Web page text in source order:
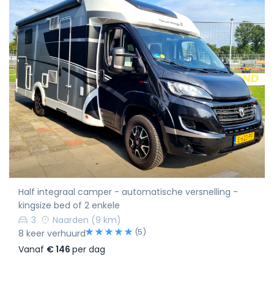
Half integraal camper - automatische versnelling -
kingsize bed of 2 enkele
3
Naarden (9 km)
8 keer verhuurd
(5)
Vanaf € 146 per dag